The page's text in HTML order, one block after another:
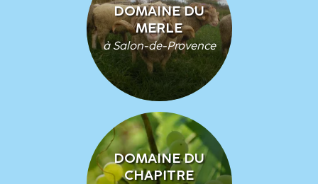
DOMAINE DU
MERLE
à Salon-de-Provence
DOMAINE DU
CHAPITRE